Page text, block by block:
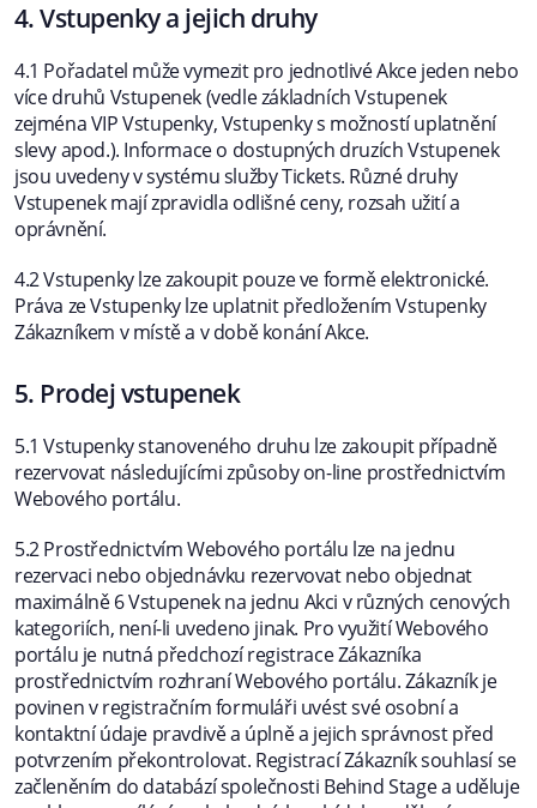
4. Vstupenky a jejich druhy
4.1 Pořadatel může vymezit pro jednotlivé Akce jeden nebo
více druhů Vstupenek (vedle základních Vstupenek
zejména VIP Vstupenky, Vstupenky s možností uplatnění
slevy apod.). Informace o dostupných druzích Vstupenek
jsou uvedeny v systému služby Tickets. Různé druhy
Vstupenek mají zpravidla odlišné ceny, rozsah užití a
oprávnění.
4.2 Vstupenky lze zakoupit pouze ve formě elektronické.
Práva ze Vstupenky lze uplatnit předložením Vstupenky
Zákazníkem v místě a v době konání Akce.
5. Prodej vstupenek
5.1 Vstupenky stanoveného druhu lze zakoupit případně
rezervovat následujícími způsoby on-line prostřednictvím
Webového portálu.
5.2 Prostřednictvím Webového portálu lze na jednu
rezervaci nebo objednávku rezervovat nebo objednat
maximálně 6 Vstupenek na jednu Akci v různých cenových
kategoriích, není-li uvedeno jinak. Pro využití Webového
portálu je nutná předchozí registrace Zákazníka
prostřednictvím rozhraní Webového portálu. Zákazník je
povinen v registračním formuláři uvést své osobní a
kontaktní údaje pravdivě a úplně a jejich správnost před
potvrzením překontrolovat. Registrací Zákazník souhlasí se
začleněním do databází společnosti Behind Stage a uděluje